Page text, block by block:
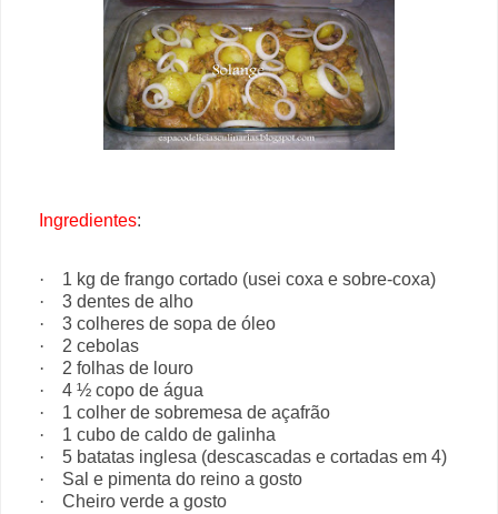
Ingredientes:
·
1 kg de frango cortado (usei coxa e sobre-coxa)
·
3 dentes de alho
·
3 colheres de sopa de óleo
·
2 cebolas
·
2 folhas de louro
·
4 ½ copo de água
·
1 colher de sobremesa de açafrão
·
1 cubo de caldo de galinha
·
5 batatas inglesa (descascadas e cortadas em 4)
·
Sal e pimenta do reino a gosto
·
Cheiro verde a gosto